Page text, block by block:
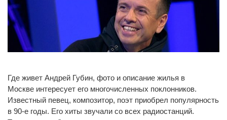
Где живет Андрей Губин, фото и описание жилья в
Москве интересует его многочисленных поклонников.
Известный певец, композитор, поэт приобрел популярность
в 90-е годы. Его хиты звучали со всех радиостанций.